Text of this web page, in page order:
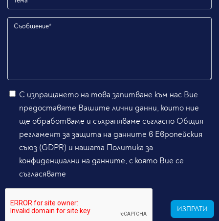
С изпращането на това запитване към нас Вие
предоставяте Вашите лични данни, които ние
ще обработваме и съхраняваме съгласно Общия
регламент за защита на данните в Европейския
съюз (GDPR) и нашата Политика за
конфиденциални на данните, с която Вие се
съгласявате
ИЗПРАТИ